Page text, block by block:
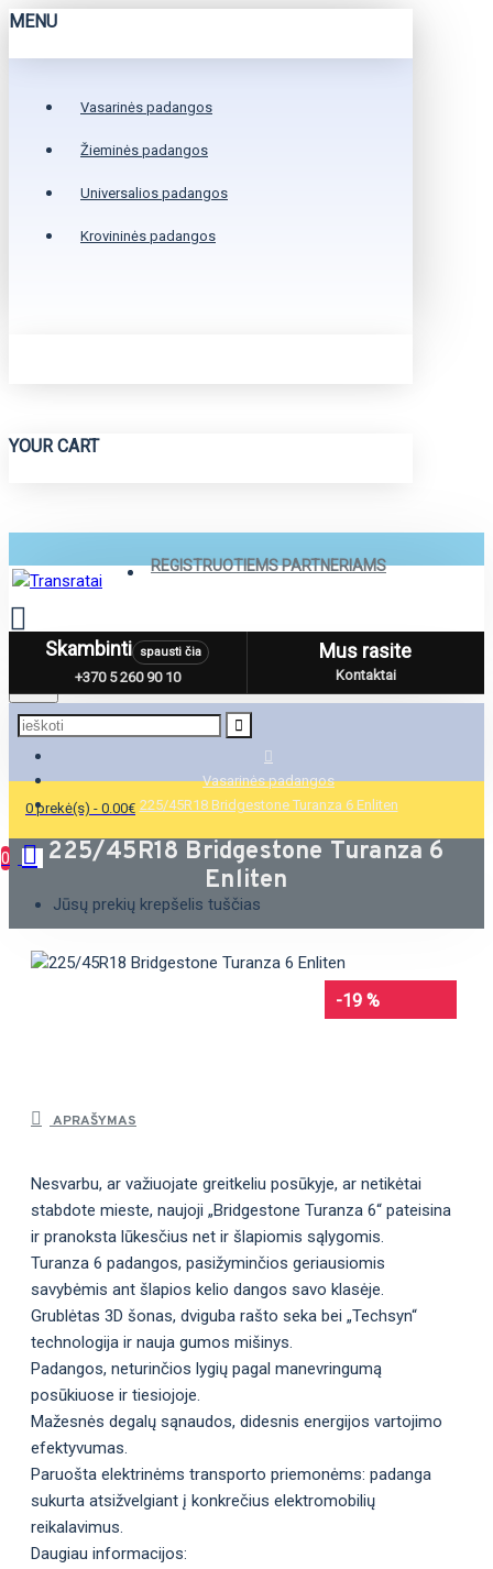
MENU
Vasarinės padangos
Žieminės padangos
Universalios padangos
Krovininės padangos
YOUR CART
REGISTRUOTIEMS PARTNERIAMS
Menu
0 prekė(s) - 0.00€
0
Jūsų prekių krepšelis tuščias
Skambinti spausti čia
+370 5 260 90 10
Mus rasite
Kontaktai
Vasarinės padangos
225/45R18 Bridgestone Turanza 6 Enliten
225/45R18 Bridgestone Turanza 6
Enliten
-19 %
APRAŠYMAS
Nesvarbu, ar važiuojate greitkeliu posūkyje, ar netikėtai
stabdote mieste, naujoji „Bridgestone Turanza 6“ pateisina
ir pranoksta lūkesčius net ir šlapiomis sąlygomis.
Turanza 6 padangos, pasižyminčios geriausiomis
savybėmis ant šlapios kelio dangos savo klasėje.
Grublėtas 3D šonas, dviguba rašto seka bei „Techsyn“
technologija ir nauja gumos mišinys.
Padangos, neturinčios lygių pagal manevringumą
posūkiuose ir tiesiojoje.
Mažesnės degalų sąnaudos, didesnis energijos vartojimo
efektyvumas.
Paruošta elektrinėms transporto priemonėms: padanga
sukurta atsižvelgiant į konkrečius elektromobilių
reikalavimus.
Daugiau informacijos: